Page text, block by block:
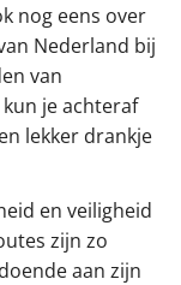
nog eens over
Nederland bij
van
je achteraf
lekker drankje
en veiligheid
zijn zo
aan zijn